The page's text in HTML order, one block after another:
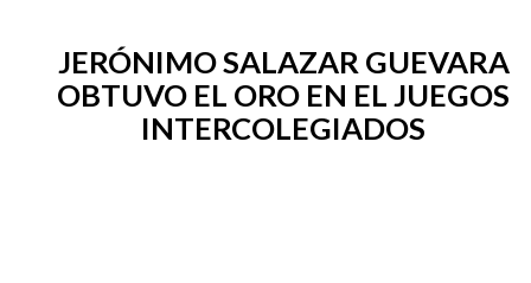
EGRESADOS
JERÓNIMO SALAZAR GUEVARA
OBTUVO EL ORO EN EL JUEGOS
INTERCOLEGIADOS